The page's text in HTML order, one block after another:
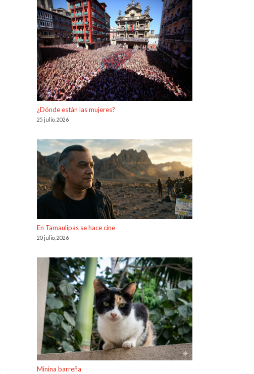
¿Dónde están las mujeres?
25 julio, 2026
En Tamaulipas se hace cine
20 julio, 2026
Minina barreña